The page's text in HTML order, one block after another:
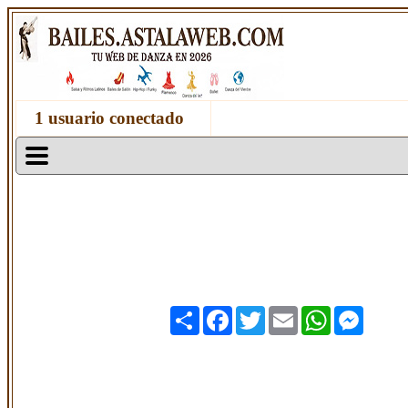
1 usuario conectado
Share Facebook
TwitterEmail WhatsApp